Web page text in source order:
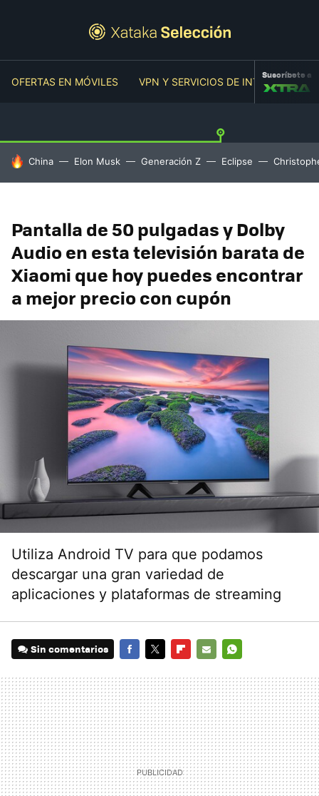
OFERTAS EN MÓVILES VPN Y SERVICIOS DE INTERNET
Suscríbete a
HOY SE HABLA DE
China Elon Musk Generación Z Eclipse
Pantalla de 50 pulgadas y Dolby
Audio en esta televisión barata de
Xiaomi que hoy puedes encontrar
a mejor precio con cupón
Utiliza Android TV para que podamos
descargar una gran variedad de
aplicaciones y plataformas de streaming
Sin comentarios
MAIL